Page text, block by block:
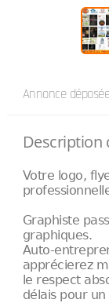
Annonce
Description
Votre logo,
Graphiste
graphiques.
Auto-
apprécierez
le respect
délais pour